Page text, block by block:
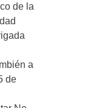
de la
a
de